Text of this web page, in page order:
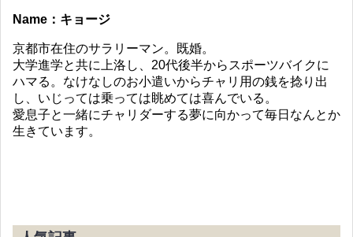
Name：キョージ
京都市在住のサラリーマン。既婚。
大学進学と共に上洛し、20代後半からスポーツバイクに
ハマる。なけなしのお小遣いからチャリ用の銭を捻り出
し、いじっては乗っては眺めては喜んでいる。
愛息子と一緒にチャリダーする夢に向かって毎日なんとか
生きています。